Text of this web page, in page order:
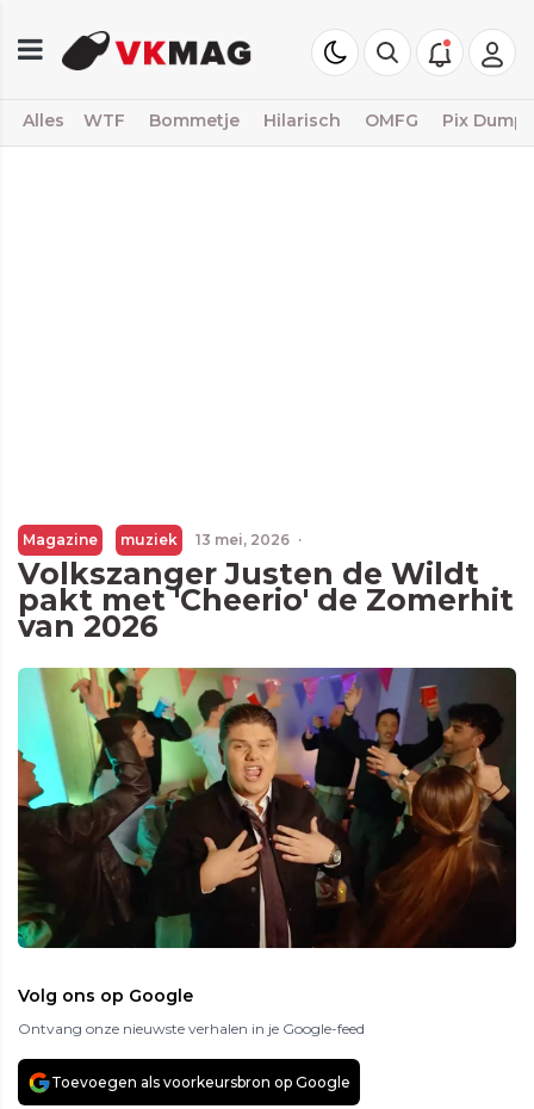
Alles WTF Bommetje Hilarisch OMFG Pix Dump
Magazine muziek 13 mei, 2026 ·
Volkszanger Justen de Wildt
pakt met 'Cheerio' de Zomerhit
van 2026
Volg ons op Google
Ontvang onze nieuwste verhalen in je Google-feed
Toevoegen als voorkeursbron op Google